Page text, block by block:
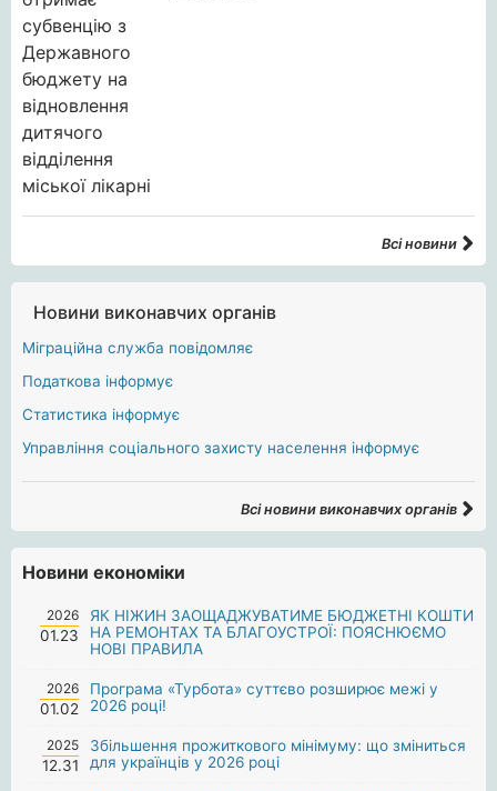
Всі новини
Новини виконавчих органів
Міграційна служба повідомляє
Податкова інформує
Статистика інформує
Управління соціального захисту населення інформує
Всі новини виконавчих органів
Новини економіки
2026
01.23
ЯК НІЖИН ЗАОЩАДЖУВАТИМЕ БЮДЖЕТНІ КОШТИ
НА РЕМОНТАХ ТА БЛАГОУСТРОЇ: ПОЯСНЮЄМО
НОВІ ПРАВИЛА
2026
01.02
Програма «Турбота» суттєво розширює межі у
2026 році!
2025
12.31
Збільшення прожиткового мінімуму: що зміниться
для українців у 2026 році